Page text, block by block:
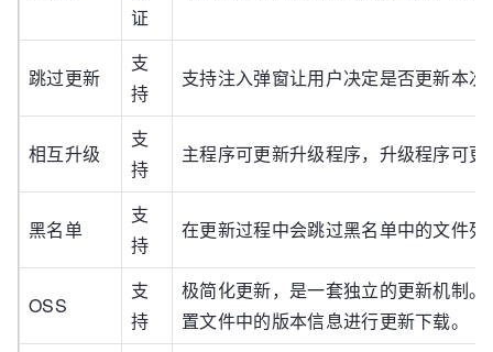
证
跳过更新
支
持
支持注入弹窗让用户决定是否更新本
相互升级
支
持
主程序可更新升级程序，升级程序可
黑名单
支
持
在更新过程中会跳过黑名单中的文件
OSS
支
持
极简化更新，是一套独立的更新机制
置文件中的版本信息进行更新下载。